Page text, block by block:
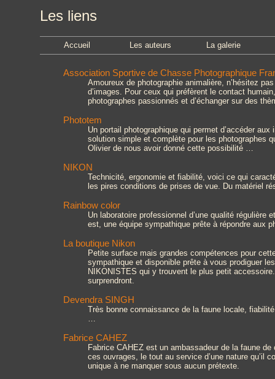
Les liens
Accueil Les auteurs La galerie
Association Sportive de Chasse Photographique
Amoureux de photographie animalière, n’hésitez
d’images. Pour ceux qui préfèrent le contact
photographes passionnés et d’échanger sur des
Phototem
Un portail photographique qui permet d’accéder
solution simple et complète pour les photographes
Olivier de nous avoir donné cette possibilité …
NIKON
Technicité, ergonomie et fiabilité, voici ce qui
les pires conditions de prises de vue. Du matériel
Rainbow color
Un laboratoire professionnel d’une qualité
est, une équipe sympathique prête à répondre aux
La boutique Nikon
Petite surface mais grandes compétences pour
sympathique et disponible prête à vous prodiguer
NIKONISTES qui y trouvent le plus petit
surprendront.
Devendra SINGH
Très bonne connaissance de la faune locale,
…
Fabrice CAHEZ
Fabrice CAHEZ est un ambassadeur de la faune
ces ouvrages, le tout au service d’une nature qu’il
unique à ne manquer sous aucun prétexte.